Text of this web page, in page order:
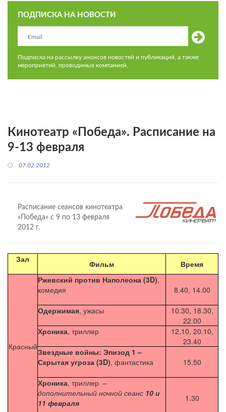
ПОДПИСКА НА НОВОСТИ
Подписка на рассылку анонсов новостей и публикаций, а также
мероприятий, проводимых компанией.
Кинотеатр «Победа». Расписание на
9-13 февраля
07.02.2012
Расписание сеансов кинотеатра
«Победа» с 9 по 13 февраля
2012 г.
Зал Фильм Время
Красный
Ржевский против Наполеона (3D),
комедия
8.40, 14.00
Одержимая, ужасы
10.30, 18.30,
22.00
Хроника, триллер
12.10, 20.10,
23.40
Звездные войны: Эпизод 1 –
Скрытая угроза (3D), фантастика 15.50
Хроника, триллер –
дополнительный ночной сеанс 10 и
11 февраля
1.30